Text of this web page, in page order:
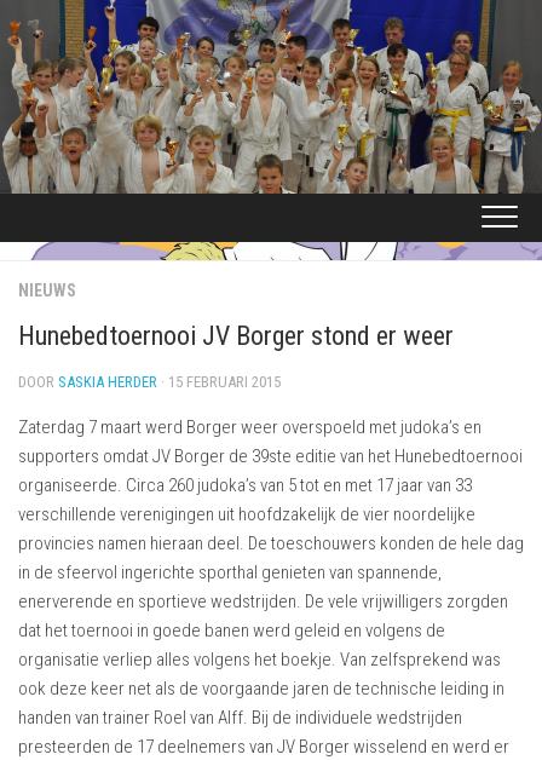
naar
de
inhoud
NIEUWS
Hunebedtoernooi JV Borger stond er weer
DOOR SASKIA HERDER · 15 FEBRUARI 2015
Zaterdag 7 maart werd Borger weer overspoeld met judoka’s en
supporters omdat JV Borger de 39ste editie van het Hunebedtoernooi
organiseerde. Circa 260 judoka’s van 5 tot en met 17 jaar van 33
verschillende verenigingen uit hoofdzakelijk de vier noordelijke
provincies namen hieraan deel. De toeschouwers konden de hele dag
in de sfeervol ingerichte sporthal genieten van spannende,
enerverende en sportieve wedstrijden. De vele vrijwilligers zorgden
dat het toernooi in goede banen werd geleid en volgens de
organisatie verliep alles volgens het boekje. Van zelfsprekend was
ook deze keer net als de voorgaande jaren de technische leiding in
handen van trainer Roel van Alff. Bij de individuele wedstrijden
presteerden de 17 deelnemers van JV Borger wisselend en werd er